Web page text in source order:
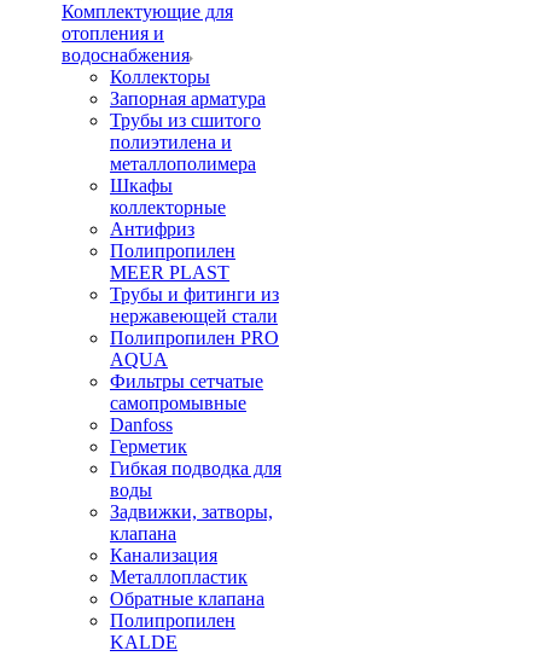
Комплектующие для
отопления и
водоснабжения
Коллекторы
Запорная арматура
Трубы из сшитого
полиэтилена и
металлополимера
Шкафы
коллекторные
Антифриз
Полипропилен
MEER PLAST
Трубы и фитинги из
нержавеющей стали
Полипропилен PRO
AQUA
Фильтры сетчатые
самопромывные
Danfoss
Герметик
Гибкая подводка для
воды
Задвижки, затворы,
клапана
Канализация
Металлопластик
Обратные клапана
Полипропилен
KALDE